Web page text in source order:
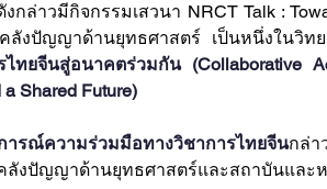
งกล่าวมีกิจกรรมเสวนา NRCT Talk :
ลังปัญญาด้านยุทธศาสตร์ เป็นหนึ่งในวิท
ไทยจีนสู่อนาคตร่วมกัน (Collaborative
a Shared Future)
ารณ์ความร่วมมือทางวิชาการไทยจีนกล่า
งปัญญาด้านยุทธศาสตร์และสถาบันและ